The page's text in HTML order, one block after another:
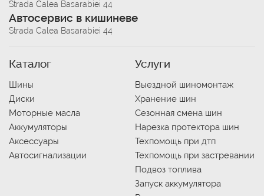
Strada Calea Basarabiei 44
Автосервис в кишиневе
Strada Calea Basarabiei 44
Каталог
Шины
Диски
Моторные масла
Аккумуляторы
Аксессуары
Автосигнализации
Услуги
Выездной шиномонтаж
Хранение шин
Сезонная смена шин
Нарезка протектора шин
Техпомощь при дтп
Техпомощь при застревании
Подвоз топлива
Запуск аккумулятора